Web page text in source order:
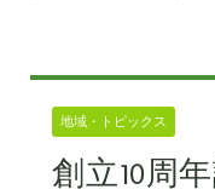
地域・トピックス
創立10周